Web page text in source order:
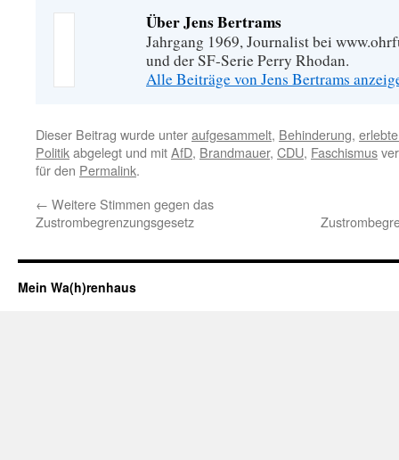
Über Jens Bertrams
Jahrgang 1969, Journalist bei
und der SF-Serie Perry Rhodan.
Alle Beiträge von Jens Bertrams
Dieser Beitrag wurde unteraufgesammelt, Behinderung,
Politikabgelegt und mitAfD, Brandmauer, CDU, Faschismus
für den Permalink.
← Weitere Stimmen gegen das
Zustrombegrenzungsgesetz
Mein Wa(h)renhaus